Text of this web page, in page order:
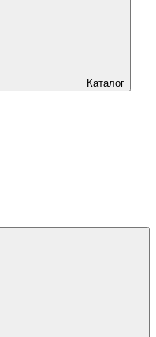
Каталог